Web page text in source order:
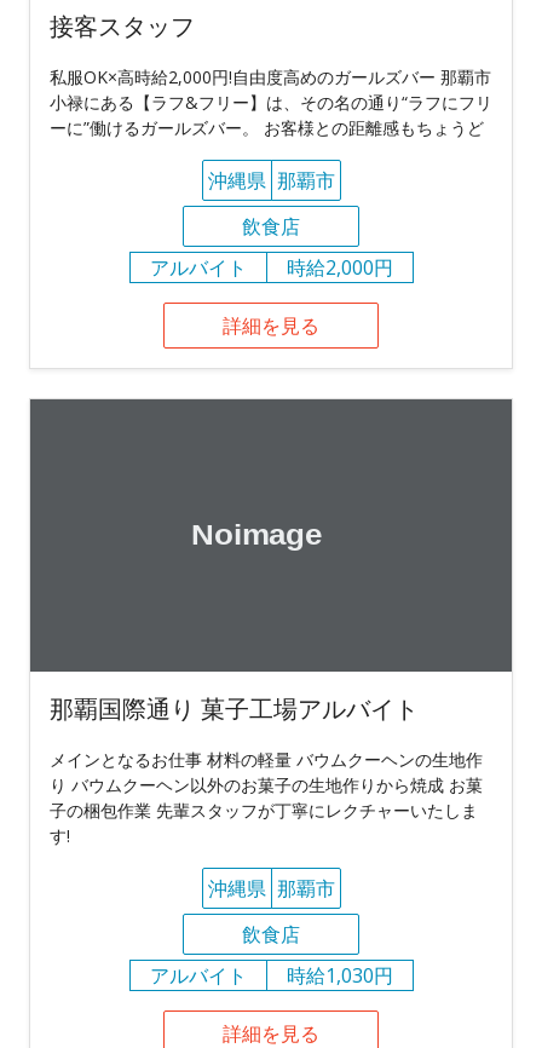
接客スタッフ
私服OK×高時給2,000円!自由度高めのガールズバー 那覇市
小禄にある【ラフ&フリー】は、その名の通り“ラフにフリ
ーに”働けるガールズバー。 お客様との距離感もちょうど
沖縄県 那覇市
飲食店
アルバイト
時給2,000円
詳細を見る
那覇国際通り 菓子工場アルバイト
メインとなるお仕事 材料の軽量 バウムクーヘンの生地作
り バウムクーヘン以外のお菓子の生地作りから焼成 お菓
子の梱包作業 先輩スタッフが丁寧にレクチャーいたしま
す!
沖縄県 那覇市
飲食店
アルバイト
時給1,030円
詳細を見る